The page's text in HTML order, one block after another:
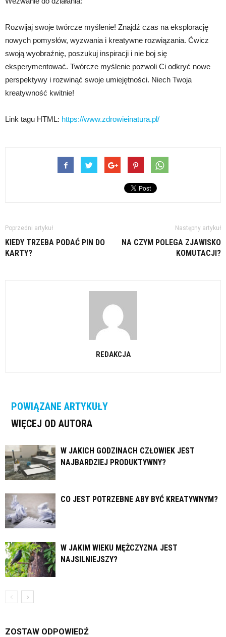
Rozwijaj swoje twórcze myślenie! Znajdź czas na eksplorację
nowych pomysłów, wyzwania i kreatywne rozwiązania. Ćwicz
swoją wyobraźnię, poszukuj inspiracji i nie boj się
eksperymentować. Twórcze myślenie pozwoli Ci odkryć nowe
perspektywy i rozwinąć swoje umiejętności. Niech Twoja
kreatywność kwitnie!
Link tagu HTML: https://www.zdrowieinatura.pl/
Poprzedni artykuł
KIEDY TRZEBA PODAĆ PIN DO
KARTY?
Następny artykuł
NA CZYM POLEGA ZJAWISKO
KOMUTACJI?
REDAKCJA
POWIĄZANE ARTYKUŁY
WIĘCEJ OD AUTORA
W JAKICH GODZINACH CZŁOWIEK JEST
NAJBARDZIEJ PRODUKTYWNY?
CO JEST POTRZEBNE ABY BYĆ KREATYWNYM?
W JAKIM WIEKU MĘŻCZYZNA JEST
NAJSILNIEJSZY?
ZOSTAW ODPOWIEDŹ